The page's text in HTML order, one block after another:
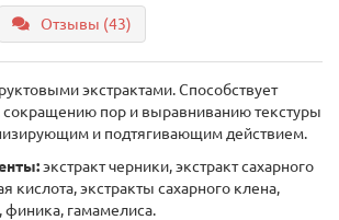
Отзывы (43)
экстрактами. Способствует
пор и выравниванию текстуры
и подтягивающим действием.
экстракт черники, экстракт сахарного
кислота, экстракты сахарного клена,
финика, гамамелиса.